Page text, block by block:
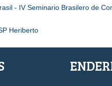
- IV Seminario Brasilero de
Heriberto